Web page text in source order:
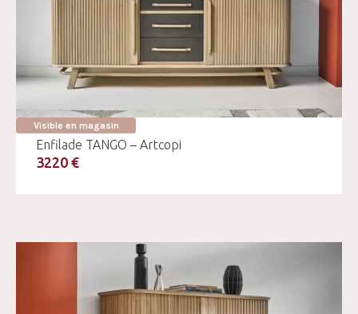
Visible en magasin
Enfilade TANGO – Artcopi
3220 €